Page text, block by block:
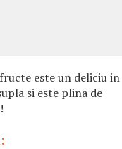
este un deliciu in
si este plina de